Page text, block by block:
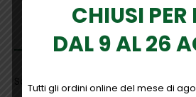
Scarpe antinfortunistiche
CHIUSI PER
DAL 9 AL 26
Tutti gli ordini online del mese di